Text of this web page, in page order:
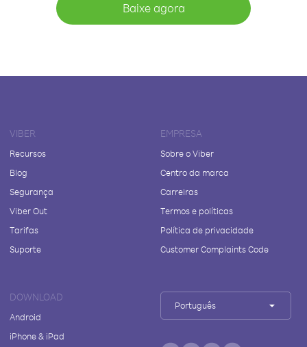
Baixe agora
VIBER
Recursos
Blog
Segurança
Viber Out
Tarifas
Suporte
EMPRESA
Sobre o Viber
Centro da marca
Carreiras
Termos e políticas
Política de privacidade
Customer Complaints Code
DOWNLOAD
Android
iPhone & iPad
Português